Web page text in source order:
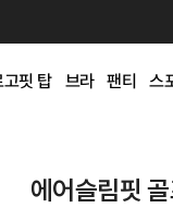
고핏 탑 브라 팬티 스
에어슬림핏